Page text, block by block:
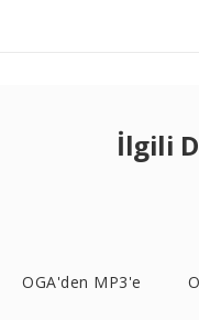
İlgili
OGA'den MP3'e